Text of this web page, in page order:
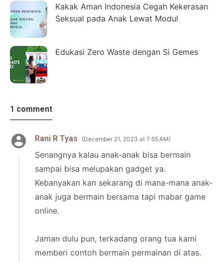
Kakak Aman Indonesia Cegah Kekerasan
Seksual pada Anak Lewat Modul
Edukasi Zero Waste dengan Si Gemes
1 comment
Rani R Tyas December 21, 2023 at 7:55 AM
Senangnya kalau anak-anak bisa bermain
sampai bisa melupakan gadget ya.
Kebanyakan kan sekarang di mana-mana anak-
anak juga bermain bersama tapi mabar game
online.
Jaman dulu pun, terkadang orang tua kami
memberi contoh bermain permainan di atas.